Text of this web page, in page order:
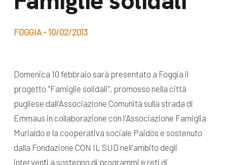
FOGGIA - 10/02/2013
Domenica 10 febbraio sarà presentato a Foggia il
progetto "Famiglie solidali", promosso nella città
pugliese dall'Associazione Comunità sulla strada di
Emmaus in collaborazione con l'Associazione Famiglia
Murialdo e la cooperativa sociale Paidòs e sostenuto
dalla Fondazione CON IL SUD nell'ambito degli
interventi a sostegno di programmi e reti di
Lavora con noi
Bilancio di
News e
appuntamenti
News
Appuntamenti
dal Sud
pubblicazioni
Docufilm
Videomagazine
e blog progetti